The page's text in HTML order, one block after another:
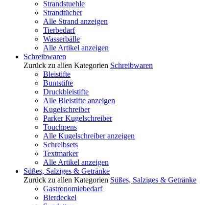
Strandstuehle
Strandtücher
Alle Strand anzeigen
Tierbedarf
Wasserbälle
Alle Artikel anzeigen
Schreibwaren
Zurück zu allen Kategorien Schreibwaren
Bleistifte
Buntstifte
Druckbleistifte
Alle Bleistifte anzeigen
Kugelschreiber
Parker Kugelschreiber
Touchpens
Alle Kugelschreiber anzeigen
Schreibsets
Textmarker
Alle Artikel anzeigen
Süßes, Salziges & Getränke
Zurück zu allen Kategorien Süßes, Salziges & Getränke
Gastronomiebedarf
Bierdeckel